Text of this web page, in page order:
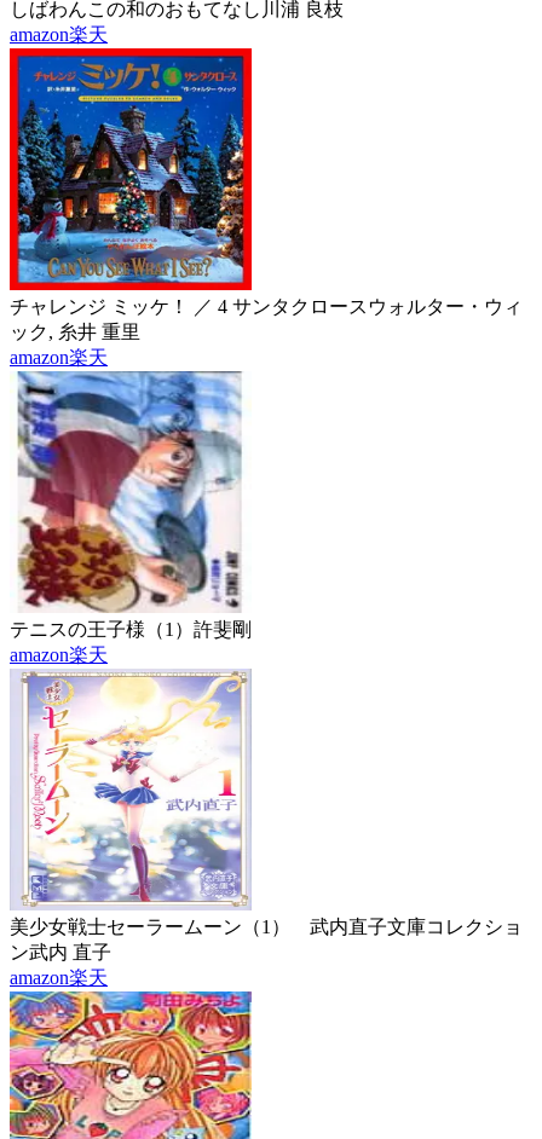
しばわんこの和のおもてなし 川浦 良枝
amazon楽天
チャレンジ ミッケ！ ／ 4 サンタクロース ウォルター・ウィ
ック, 糸井 重里
amazon楽天
テニスの王子様（1） 許斐剛
amazon楽天
美少女戦士セーラームーン（1） 武内直子文庫コレクショ
ン武内 直子
amazon楽天